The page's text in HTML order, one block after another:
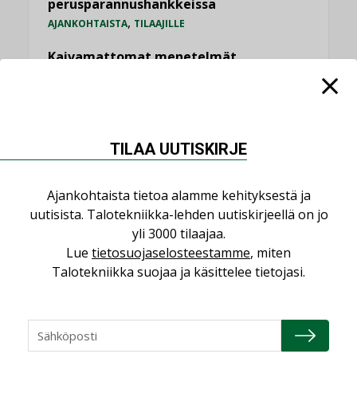
perusparannushankkeissa
AJANKOHTAISTA, TILAAJILLE
Kaivamattomat menetelmät
KATSO KAIKKI
NÄKÖKULMIA
Puheista tekoihin – uusin teknologia
KOLUMNI
Sähköistäminen säästää euroja
TILAA UUTISKIRJE
Ajankohtaista tietoa alamme kehityksestä ja
uutisista. Talotekniikka-lehden uutiskirjeellä on jo
yli 3000 tilaajaa.
Lue tietosuojaselosteestamme, miten
Talotekniikka suojaa ja käsittelee tietojasi.